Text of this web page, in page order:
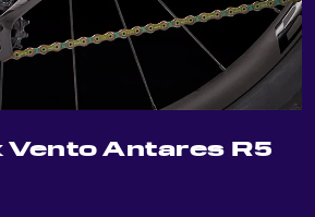
Vento Antares R5